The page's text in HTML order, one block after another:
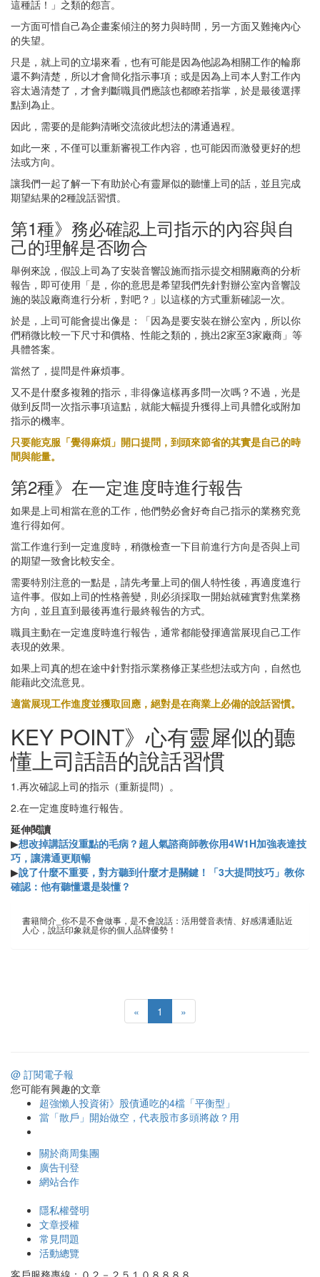
這種話！」之類的怨言。
一方面可惜自己為企畫案傾注的努力與時間，另一方面又難掩內心
的失望。
只是，就上司的立場來看，也有可能是因為他認為相關工作的輪廓
還不夠清楚，所以才會簡化指示事項；或是因為上司本人對工作內
容太過清楚了，才會判斷職員們應該也都瞭若指掌，於是最後選擇
點到為止。
因此，需要的是能夠清晰交流彼此想法的溝通過程。
如此一來，不僅可以重新審視工作內容，也可能因而激發更好的想
法或方向。
讓我們一起了解一下有助於心有靈犀似的聽懂上司的話，並且完成
期望結果的2種說話習慣。
第1種》務必確認上司指示的內容與自
己的理解是否吻合
舉例來說，假設上司為了安裝音響設施而指示提交相關廠商的分析
報告，即可使用「是，你的意思是希望我們先針對辦公室內音響設
施的裝設廠商進行分析，對吧？」以這樣的方式重新確認一次。
於是，上司可能會提出像是：「因為是要安裝在辦公室內，所以你
們稍微比較一下尺寸和價格、性能之類的，挑出2家至3家廠商」等
具體答案。
當然了，提問是件麻煩事。
又不是什麼多複雜的指示，非得像這樣再多問一次嗎？不過，光是
做到反問一次指示事項這點，就能大幅提升獲得上司具體化或附加
指示的機率。
只要能克服「覺得麻煩」開口提問，到頭來節省的其實是自己的時
間與能量。
第2種》在一定進度時進行報告
如果是上司相當在意的工作，他們勢必會好奇自己指示的業務究竟
進行得如何。
當工作進行到一定進度時，稍微檢查一下目前進行方向是否與上司
的期望一致會比較安全。
需要特別注意的一點是，請先考量上司的個人特性後，再適度進行
這件事。假如上司的性格善變，則必須採取一開始就確實對焦業務
方向，並且直到最後再進行最終報告的方式。
職員主動在一定進度時進行報告，通常都能發揮適當展現自己工作
表現的效果。
如果上司真的想在途中針對指示業務修正某些想法或方向，自然也
能藉此交流意見。
適當展現工作進度並獲取回應，絕對是在商業上必備的說話習慣。
KEY POINT》心有靈犀似的聽
懂上司話語的說話習慣
1.再次確認上司的指示（重新提問）。
2.在一定進度時進行報告。
延伸閱讀
▶想改掉講話沒重點的毛病？超人氣諮商師教你用4W1H加強表達技
巧，讓溝通更順暢
▶說了什麼不重要，對方聽到什麼才是關鍵！「3大提問技巧」教你
確認：他有聽懂還是裝懂？
書籍簡介_你不是不會做事，是不會說話：活用聲音表情、好感溝通貼近
人心，說話印象就是你的個人品牌優勢！
« 1 »
@ 訂閱電子報
您可能有興趣的文章
超強懶人投資術》股債通吃的4檔「平衡型」
當「散戶」開始做空，代表股市多頭將啟？用
關於商周集團
廣告刊登
網站合作
隱私權聲明
文章授權
常見問題
活動總覽
客戶服務專線：０２－２５１０８８８８